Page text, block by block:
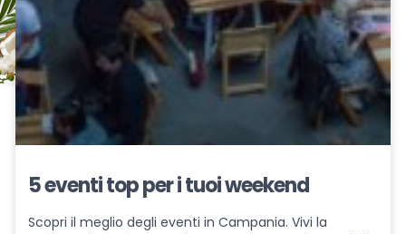
5 eventi top per i tuoi weekend
Scopri il meglio degli eventi in Campania. Vivi la